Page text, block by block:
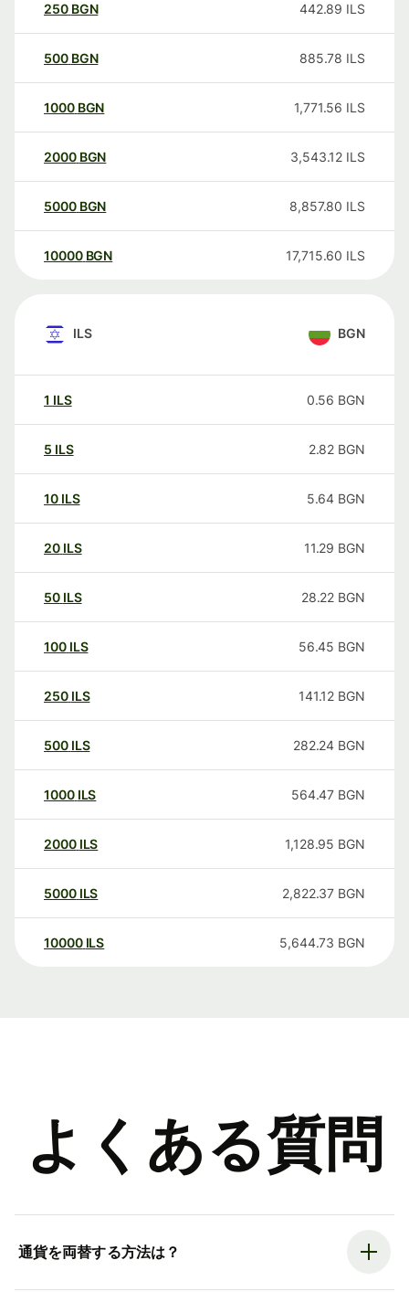
250 BGN 442.89 ILS
500 BGN 885.78 ILS
1000 BGN 1,771.56 ILS
2000 BGN 3,543.12 ILS
5000 BGN 8,857.80 ILS
10000 BGN 17,715.60 ILS
ILS BGN
1 ILS 0.56 BGN
5 ILS 2.82 BGN
10 ILS 5.64 BGN
20 ILS 11.29 BGN
50 ILS 28.22 BGN
100 ILS 56.45 BGN
250 ILS 141.12 BGN
500 ILS 282.24 BGN
1000 ILS 564.47 BGN
2000 ILS 1,128.95 BGN
5000 ILS 2,822.37 BGN
10000 ILS 5,644.73 BGN
よくある質問
通貨を両替する方法は？